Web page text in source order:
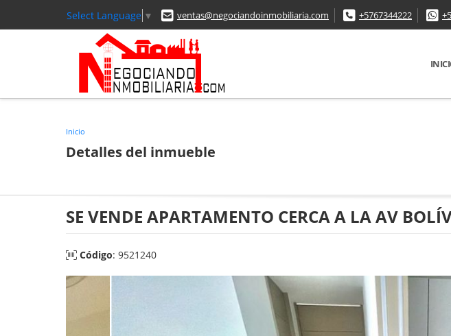
Select Language ▼ ventas@negociandoinmobiliaria.com +5767344222
Inicio
Detalles del inmueble
SE VENDE APARTAMENTO CERCA A LA AV
Código: 9521240